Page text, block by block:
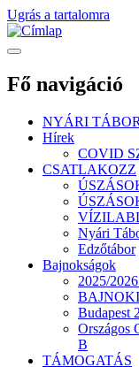
Ugrás a tartalomra
Fő navigáció
NYÁRI
Hírek
COVID
CSATLAKOZZ
Nyári
Edzőtábor
Bajnokságok
2025/
Budapest
Országos
B
TÁMOGATÁS